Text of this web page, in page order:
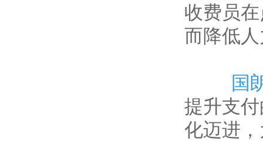
收费员
而降低
国朗科
提升支
化迈进